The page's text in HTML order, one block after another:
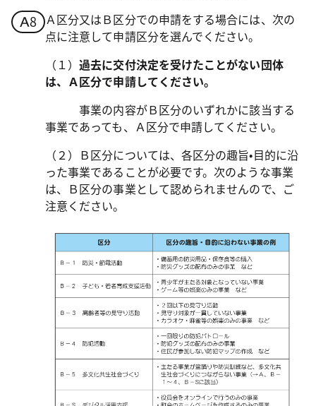
Ａ区分又はＢ区分での申請をする場合には、次の
点に注意して申請区分を選んでください。
（１）過去に交付決定を受けたことがない団体
は、Ａ区分で申請してください。
事業の内容がＢ区分のいずれかに該当する
事業であっても、Ａ区分で申請してください。
（２）Ｂ区分については、各区分の趣旨•目的に沿
った事業であることが必要です。次のような事業
は、Ｂ区分の事業として認められませんので、ご
注意ください。